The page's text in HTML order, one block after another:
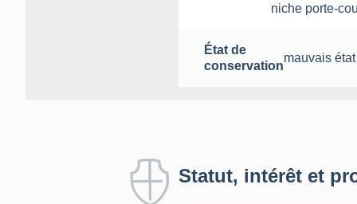
niche porte-
État de
conservation
mauvais état
Statut, intérêt et